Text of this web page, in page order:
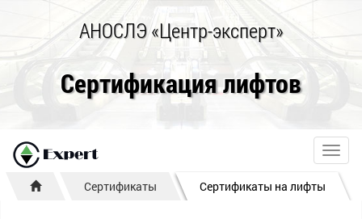
АНОСЛЭ «Центр-эксперт»
Сертификация лифтов
Сертификаты Сертификаты на лифты